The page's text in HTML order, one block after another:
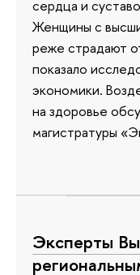
сердца и
Женщины с
реже страдают
показало
экономики.
на здоровье
магистратуры
Эксперты